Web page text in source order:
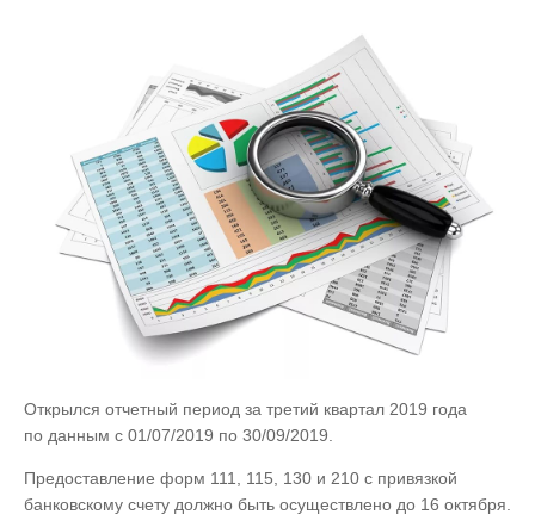
Открылся отчетный период за третий квартал 2019 года
по данным с 01/07/2019 по 30/09/2019.
Предоставление форм 111, 115, 130 и 210 с привязкой
банковскому счету должно быть осуществлено до 16 октября.